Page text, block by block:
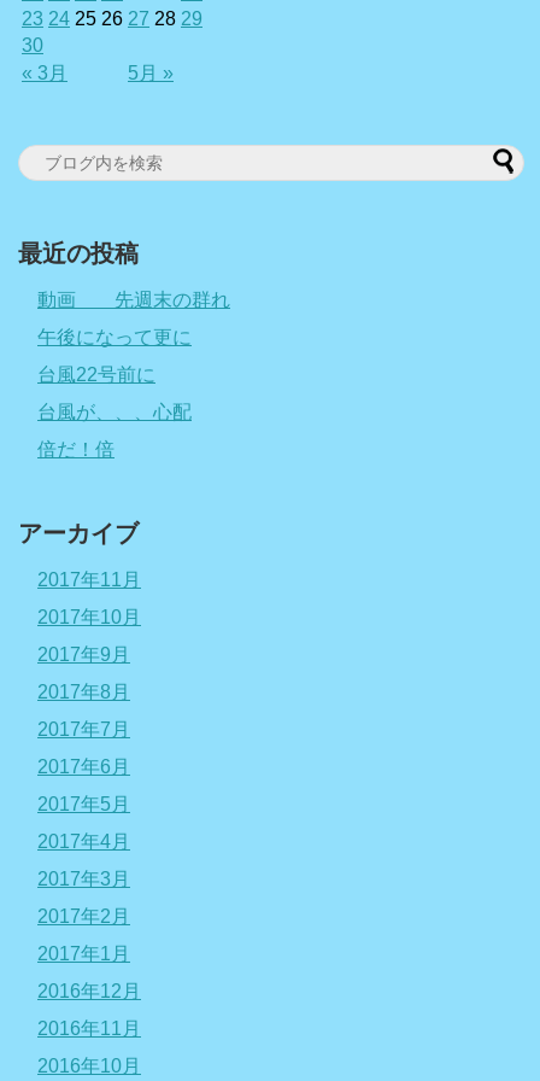
« 3月 5月 »
23 24 25 26 27 28 29
30
最近の投稿
動画 先週末の群れ
午後になって更に
台風22号前に
台風が、、、心配
倍だ！倍
アーカイブ
2017年11月
2017年10月
2017年9月
2017年8月
2017年7月
2017年6月
2017年5月
2017年4月
2017年3月
2017年2月
2017年1月
2016年12月
2016年11月
2016年10月